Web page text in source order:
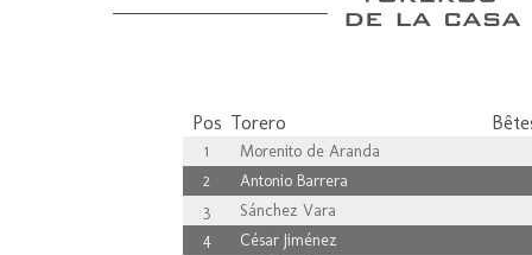
Pos Torero
1 Morenito de Aranda
2
Antonio Barrera
3
Sánchez Vara
4
César Jiménez